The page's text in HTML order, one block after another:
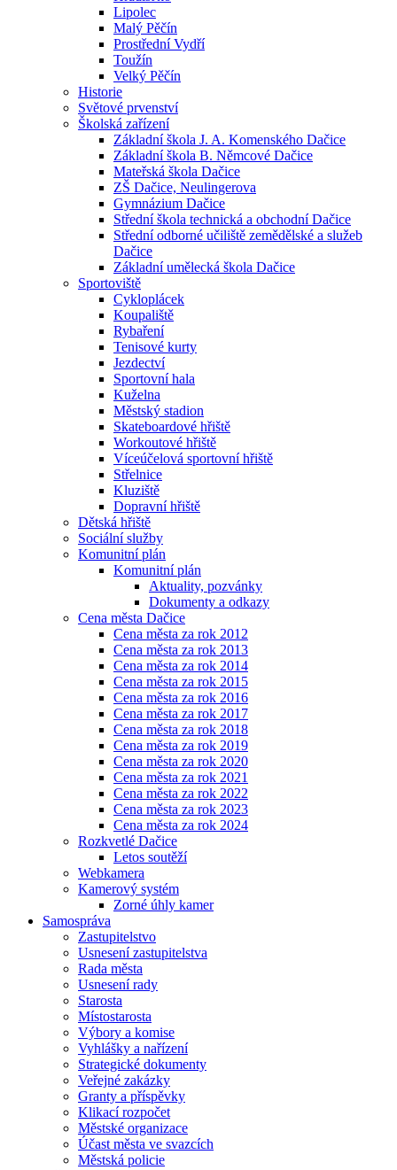
Lipolec
Malý Pěčín
Prostřední Vydří
Toužín
Velký Pěčín
Historie
Světové prvenství
Školská zařízení
Základní škola J. A. Komenského Dačice
Základní škola B. Němcové Dačice
Mateřská škola Dačice
ZŠ Dačice, Neulingerova
Gymnázium Dačice
Střední škola technická a obchodní Dačice
Střední odborné učiliště zemědělské a služeb
Dačice
Základní umělecká škola Dačice
Sportoviště
Cykloplácek
Koupaliště
Rybaření
Tenisové kurty
Jezdectví
Sportovní hala
Kuželna
Městský stadion
Skateboardové hřiště
Workoutové hřiště
Víceúčelová sportovní hřiště
Střelnice
Kluziště
Dopravní hřiště
Dětská hřiště
Sociální služby
Komunitní plán
Komunitní plán
Aktuality, pozvánky
Dokumenty a odkazy
Cena města Dačice
Cena města za rok 2012
Cena města za rok 2013
Cena města za rok 2014
Cena města za rok 2015
Cena města za rok 2016
Cena města za rok 2017
Cena města za rok 2018
Cena města za rok 2019
Cena města za rok 2020
Cena města za rok 2021
Cena města za rok 2022
Cena města za rok 2023
Cena města za rok 2024
Rozkvetlé Dačice
Letos soutěží
Webkamera
Kamerový systém
Zorné úhly kamer
Samospráva
Zastupitelstvo
Usnesení zastupitelstva
Rada města
Usnesení rady
Starosta
Místostarosta
Výbory a komise
Vyhlášky a nařízení
Strategické dokumenty
Veřejné zakázky
Granty a příspěvky
Klikací rozpočet
Městské organizace
Účast města ve svazcích
Městská policie